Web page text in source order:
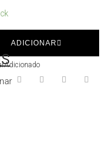
ADICIONAR
Adicionado